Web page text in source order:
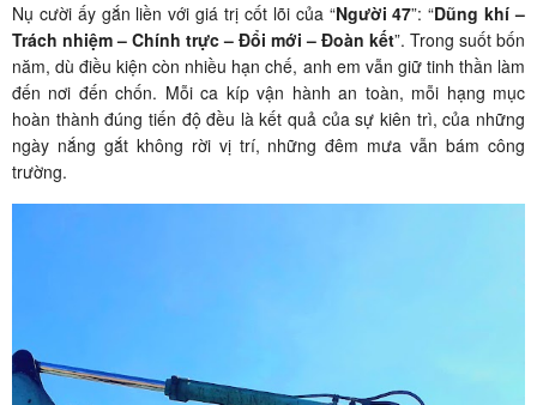
Nụ cười ấy gắn liền với giá trị cốt lõi của “Người 47”: “Dũng khí –
Trách nhiệm – Chính trực – Đổi mới – Đoàn kết”. Trong suốt bốn
năm, dù điều kiện còn nhiều hạn chế, anh em vẫn giữ tinh thần làm
đến nơi đến chốn. Mỗi ca kíp vận hành an toàn, mỗi hạng mục
hoàn thành đúng tiến độ đều là kết quả của sự kiên trì, của những
ngày nắng gắt không rời vị trí, những đêm mưa vẫn bám công
trường.